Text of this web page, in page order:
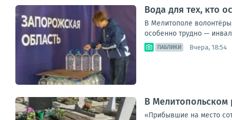
Вода для тех, кто
В Мелитополе
особенно трудно —
ПАБЛИКИ Вчера, 18:54
В Мелитопольском
«Прибывшие на место